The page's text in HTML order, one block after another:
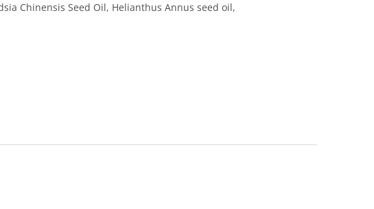
Chinensis Seed Oil, Helianthus Annus seed oil,